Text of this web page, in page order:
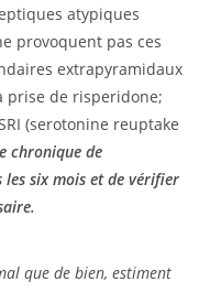
atypiques
provoquent pas ces
extrapyramidaux
prise de risperidone;
(serotonine reuptake
chronique de
six mois et de vérifier
que de bien, estiment